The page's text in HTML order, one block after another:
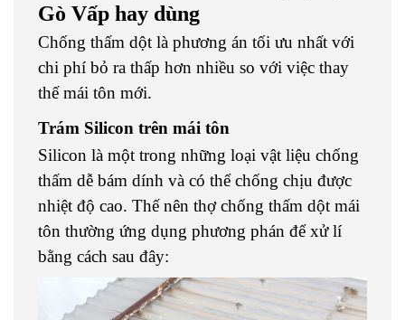
Gò Vấp hay dùng
Chống thấm dột là phương án tối ưu nhất với
chi phí bỏ ra thấp hơn nhiều so với việc thay
thế mái tôn mới.
Trám Silicon trên mái tôn
Silicon là một trong những loại vật liệu chống
thấm dễ bám dính và có thể chống chịu được
nhiệt độ cao. Thế nên thợ chống thấm dột mái
tôn thường ứng dụng phương phán để xử lí
bằng cách sau đây: